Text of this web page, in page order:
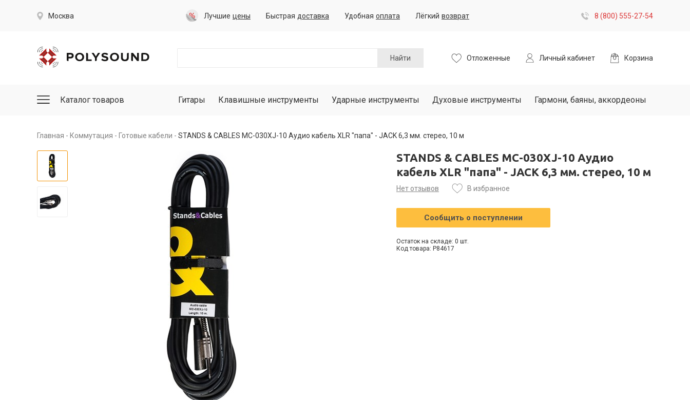
Москва Лучшие цены Быстрая доставка Удобная оплата Лёгкий возврат 8 (800) 555-27-54
Найти Отложенные Личный кабинет Корзина
Каталог товаров Гитары Клавишные инструменты Ударные инструменты Духовые инструменты Гармони, баяны, аккордеоны
Главная Коммутация Готовые кабели STANDS & CABLES MC-030XJ-10 Аудио кабель XLR "папа" - JACK 6,3 мм. стерео, 10 м
STANDS & CABLES MC-030XJ-10 Аудио
кабель XLR "папа" - JACK 6,3 мм. стерео, 10 м
Нет отзывов В избранное
Сообщить о поступлении
Остаток на складе: 0 шт.
Код товара: P84617